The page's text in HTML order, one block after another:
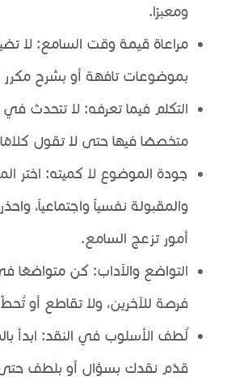
ومعبرًا.
مراعاة قيمة وقت السامع: لا
بموضوعات تافهة أو بشرح مكرر
التكلم فيما تعرفه: لا
متخصصًا فيها حتى لا تقول كلامًا
جودة الموضوع لا كميته: اختر
والمقبولة نفسياً واجتماعياً،
أمور تزعج السامع.
التواضع والآداب: كن متواضعًا
فرصة للآخرين، ولا تقاطع أو
لُطف الأسلوب في النقد: ابدأ
قدّم نقدك بسؤال أو بلطف